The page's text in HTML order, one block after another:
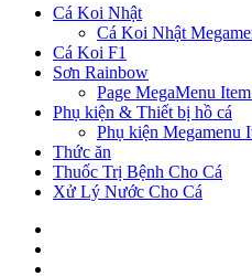
Cá Koi Nhật
Cá Koi Nhật
Cá Koi F1
Sơn Rainbow
Page MegaMenu
Phụ kiện & Thiết bị hồ cá
Phụ kiện Megamenu
Thức ăn
Thuốc Trị Bệnh Cho Cá
Xử Lý Nước Cho Cá